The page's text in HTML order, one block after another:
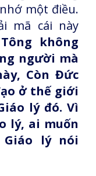
một điều.
mã cái này
không
người mà
Còn Đức
ở thế giới
lý đó. Vì
lý, ai muốn
lý nói